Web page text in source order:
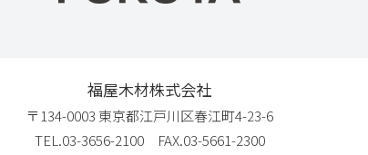
福屋木材株式会社
〒134-0003 東京都江戸川区春江町4-23-6
TEL.03-3656-2100 FAX.03-5661-2300